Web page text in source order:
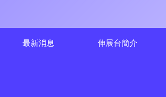
最新消息 伸展台簡介